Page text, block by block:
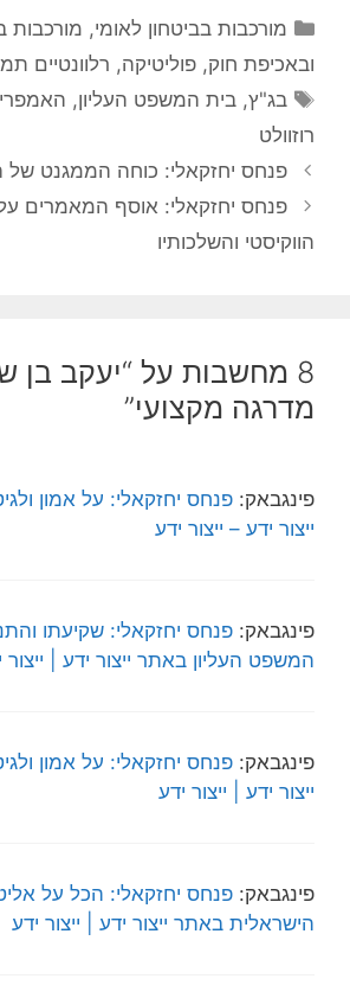
קטגוריות
מורכבות בביטחון לאומי, מורכבות
ובאכיפת חוק, פוליטיקה, רלוונטיים
תגיות
בג"ץ,בית המשפט העליון, האמפרי
רוזוולט
פנחס יחזקאלי: כוחה הממגנט של
פנחס יחזקאלי: אוסף המאמרים
הווקיסטי והשלכותיו
8 מחשבות על “יעקב
מדרגה מקצועי”
פינגבאק: פנחס יחזקאלי: על אמון
ייצור ידע – ייצור ידע
פינגבאק: פנחס יחזקאלי: שקיעתו
המשפט העליון באתר ייצור ידע | ייצור
פינגבאק: פנחס יחזקאלי: על אמון
ייצור ידע | ייצור ידע
פינגבאק: פנחס יחזקאלי: הכל על
הישראלית באתר ייצור ידע | ייצור ידע